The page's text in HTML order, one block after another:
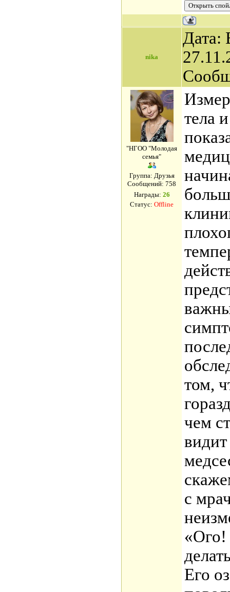
nika
Дата:
"НГОО "Молодая
семья"
Группа: Друзья
Сообщений: 758
Награды: 26
Статус: Offline
тела
том,
чем
видит
с
«Ого!
Его